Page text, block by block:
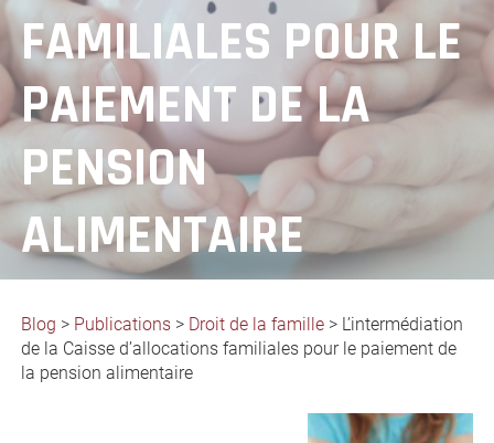
FAMILIALES POUR LE
PAIEMENT DE LA
PENSION
ALIMENTAIRE
Blog > Publications> Droit de la famille> L’intermédiation
de la Caisse d’allocations familiales pour le paiement de
la pension alimentaire